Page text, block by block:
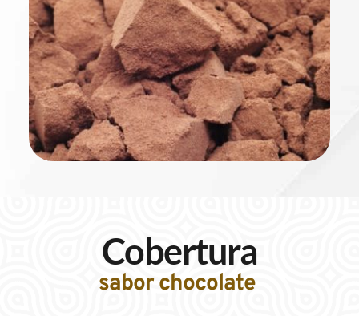
Cobertura
sabor chocolate